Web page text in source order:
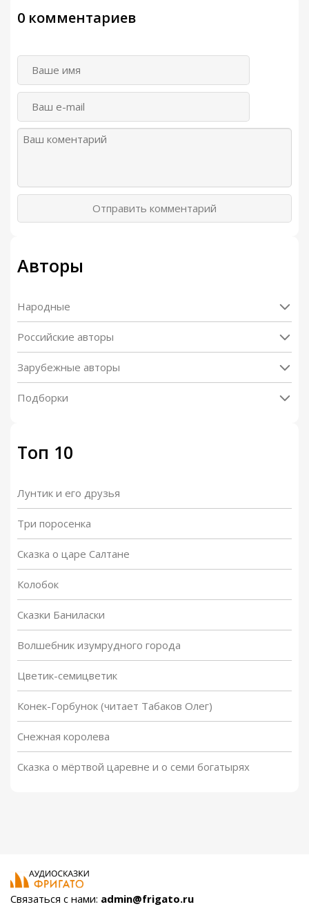
0 комментариев
Отправить комментарий
Авторы
Народные
Российские авторы
Зарубежные авторы
Подборки
Топ 10
Лунтик и его друзья
Три поросенка
Сказка о царе Салтане
Колобок
Сказки Баниласки
Волшебник изумрудного города
Цветик-семицветик
Конек-Горбунок (читает Табаков Олег)
Снежная королева
Сказка о мёртвой царевне и о семи богатырях
Связаться с нами: admin@frigato.ru